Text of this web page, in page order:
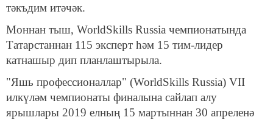
тәкъдим итәчәк.
Моннан тыш, WorldSkills Russia чемпионатында
Татарстаннан 115 эксперт һәм 15 тим-лидер
катнашыр дип планлаштырыла.
"Яшь профессионаллар" (WorldSkills Russia) VII
илкүләм чемпионаты финалына сайлап алу
ярышлары 2019 елның 15 мартыннан 30 апреленә